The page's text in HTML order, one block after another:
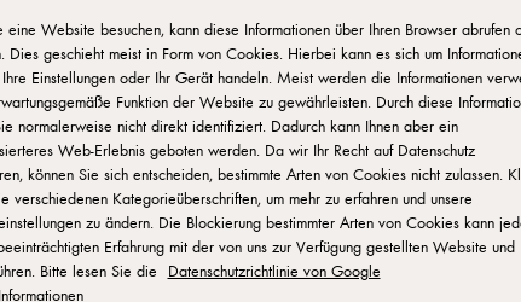
Fragen zu
eine Website besuchen, kann diese Informationen über Ihren Browser abrufen
Dies geschieht meist in Form von Cookies. Hierbei kann es sich um
Einstellungen oder Ihr Gerät handeln. Meist werden die Informationen
Funktion der Website zu gewährleisten. Durch diese
normalerweise nicht direkt identifiziert. Dadurch kann Ihnen aber ein
Web-Erlebnis geboten werden. Da wir Ihr Recht auf Datenschutz
können Sie sich entscheiden, bestimmte Arten von Cookies nicht zulassen.
verschiedenen Kategorieüberschriften, um mehr zu erfahren und unsere
zu ändern. Die Blockierung bestimmter Arten von Cookies kann
Erfahrung mit der von uns zur Verfügung gestellten Website und
Bitte lesen Sie die
Datenschutzrichtlinie von Google